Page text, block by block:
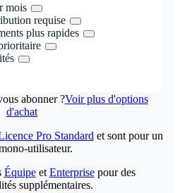
mois
requise
plus rapides
abonner ?Voir plus d'options
d'achat
Pro Standard et sont pour un
utilisateur.
Équipeet Enterprisepour des
supplémentaires.